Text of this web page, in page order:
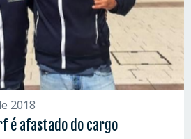
2018
é afastado do cargo